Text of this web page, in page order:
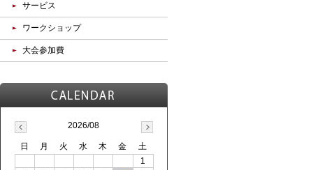
サービス
ワークショップ
大会参加費
2026/08
日 月 火 水 木 金
土
1